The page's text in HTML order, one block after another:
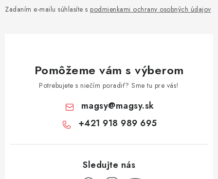
Zadaním e-mailu súhlasíte s podmienkami ochrany osobných údajov
Pomôžeme vám s výberom
Potrebujete s niečím poradiť? Sme tu pre vás!
magsy@magsy.sk
+421 918 989 695